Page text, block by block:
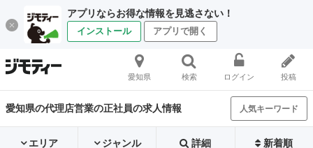
アプリならお得な情報を見逃さない！
インストール アプリで開く
愛知県 検索 ログイン 投稿
愛知県の代理店営業の正社員の求人情報 人気キーワード
エリア ジャンル 詳細 新着順